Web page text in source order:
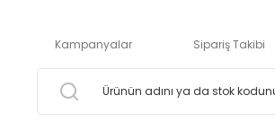
Kampanyalar Sipariş Takibi